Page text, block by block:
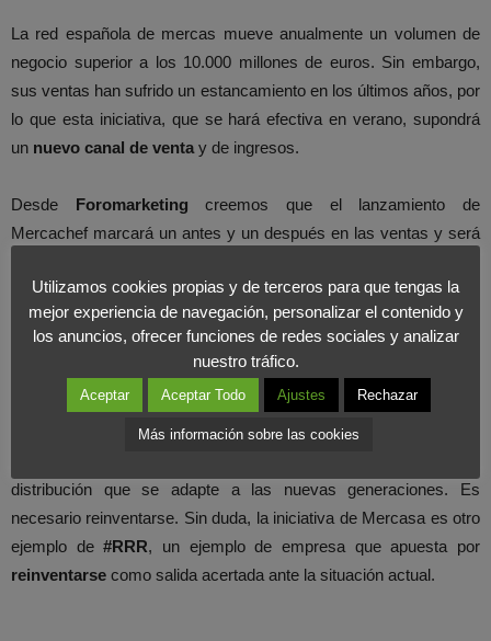
La red española de mercas mueve anualmente un volumen de
negocio superior a los 10.000 millones de euros. Sin embargo,
sus ventas han sufrido un estancamiento en los últimos años, por
lo que esta iniciativa, que se hará efectiva en verano, supondrá
un nuevo canal de venta y de ingresos.
Desde Foromarketing creemos que el lanzamiento de
Mercachef marcará un antes y un después en las ventas y será
de la alimentación que apuesten por elmercado online.
Las nuevas generaciones no quieren mantener la vieja tradición
de levantarse a las 4 de la madrugada para ir a comprar, y es
precisamente esta práctica lo que había alejado a los nuevos
comerciantes de los mercas. Debido a estecambio cultural
distribución que se adapte a las nuevas generaciones. Es
necesario reinventarse. Sin duda, la iniciativa de Mercasa es otro
ejemplo de#RRR, un ejemplo de empresa que apuesta por
reinventarse como salida acertada ante la situación actual.
Utilizamos cookies propias y de terceros para que tengas la
mejor experiencia de navegación, personalizar el contenido y
los anuncios, ofrecer funciones de redes sociales y analizar
nuestro tráfico.
Aceptar Aceptar Todo Ajustes Rechazar
Más información sobre las cookies